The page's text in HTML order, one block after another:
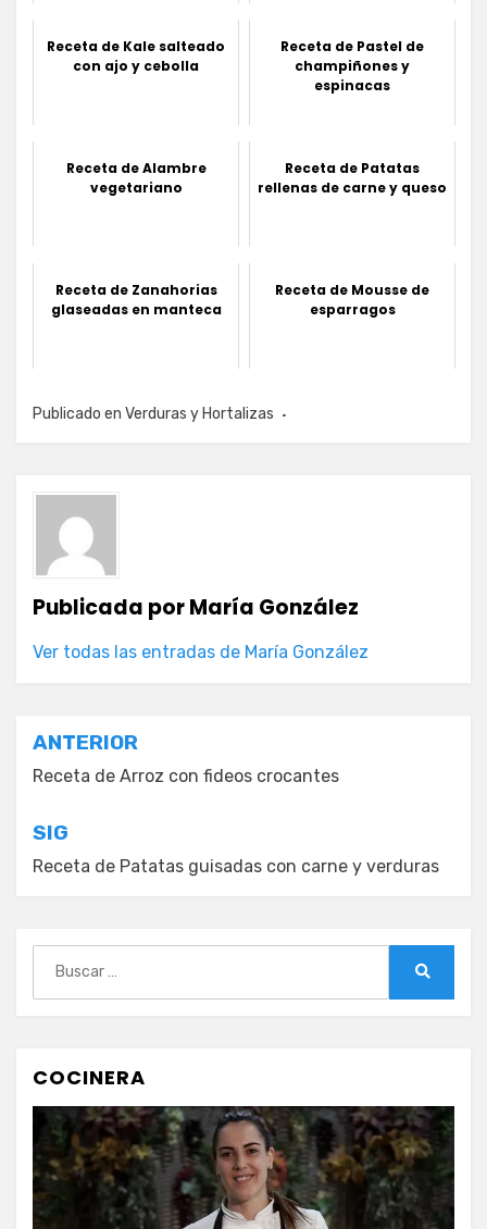
Receta de Kale salteado
con ajo y cebolla
Receta de Pastel de
champiñones y
espinacas
Receta de Alambre
vegetariano
Receta de Patatas
rellenas de carne y queso
Receta de Zanahorias
glaseadas en manteca
Receta de Mousse de
esparragos
Publicado en Verduras y Hortalizas
Publicada porMaría González
Ver todas las entradas de María González
Navegación
de
entradas
ANTERIOR
Receta de Arroz con fideos crocantes
SIG
Receta de Patatas guisadas con carne y verduras
COCINERA